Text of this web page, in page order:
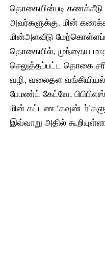
தொகையின்படி
அவர்களுக்கு, மின்
மின்அளவீடு
தொகையில், முந்தைய
செலுத்தப்பட்ட தொகை
வழி, வலைதள
பேமண்ட் கேட்வே,
மின் கட்டண
இவ்வாறு அதில்